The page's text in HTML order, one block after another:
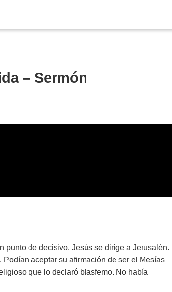
– Sermón
punto de decisivo. Jesús se dirige a Jerusalén.
aceptar su afirmación de ser el Mesías
que lo declaró blasfemo. No había